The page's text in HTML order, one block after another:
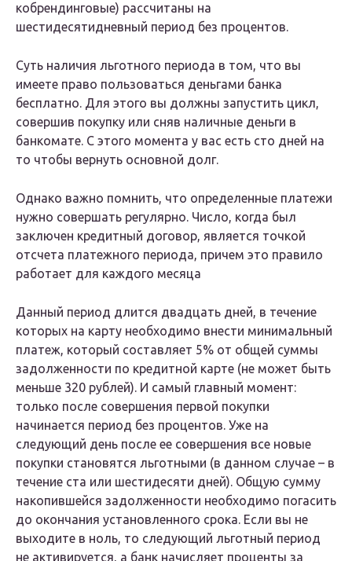
кобрендинговые) рассчитаны на
шестидесятидневный период без процентов.
Суть наличия льготного периода в том, что вы
имеете право пользоваться деньгами банка
бесплатно. Для этого вы должны запустить цикл,
совершив покупку или сняв наличные деньги в
банкомате. С этого момента у вас есть сто дней на
то чтобы вернуть основной долг.
Однако важно помнить, что определенные платежи
нужно совершать регулярно. Число, когда был
заключен кредитный договор, является точкой
отсчета платежного периода, причем это правило
работает для каждого месяца
Данный период длится двадцать дней, в течение
которых на карту необходимо внести минимальный
платеж, который составляет 5% от общей суммы
задолженности по кредитной карте (не может быть
меньше 320 рублей). И самый главный момент:
только после совершения первой покупки
начинается период без процентов. Уже на
следующий день после ее совершения все новые
покупки становятся льготными (в данном случае – в
течение ста или шестидесяти дней). Общую сумму
накопившейся задолженности необходимо погасить
до окончания установленного срока. Если вы не
выходите в ноль, то следующий льготный период
не активируется, а банк начисляет проценты за